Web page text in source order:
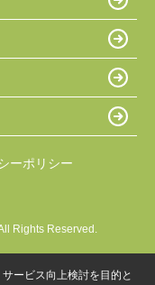
ーポリシー
Rights Reserved.
ービス向上検討を目的と